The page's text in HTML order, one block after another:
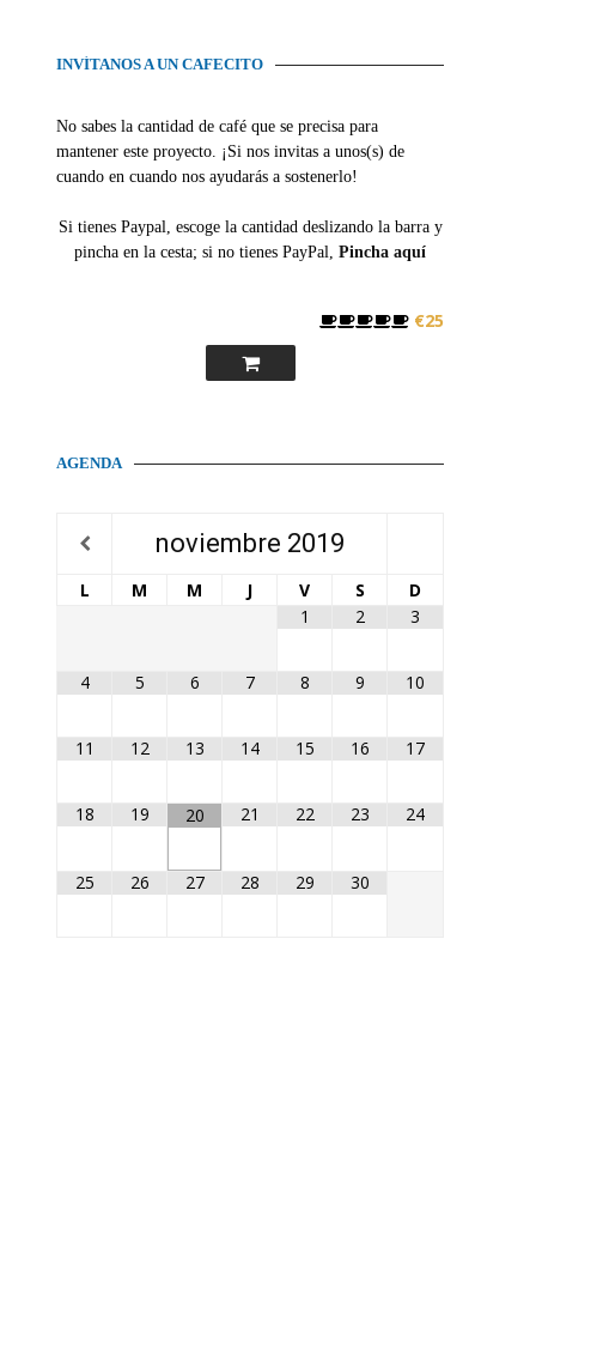
INVÍTANOS A UN CAFECITO
No sabes la cantidad de café que se precisa para
mantener este proyecto. ¡Si nos invitas a unos(s) de
cuando en cuando nos ayudarás a sostenerlo!
Si tienes Paypal, escoge la cantidad deslizando la barra y
pincha en la cesta; si no tienes PayPal, Pincha aquí
€25
AGENDA
noviembre 2019
L M M J V S
D
1
2 3
4 5 6 7 8 9 10
11 12 13 14 15 16 17
18 19 20 21 22 23 24
25 26 27 28 29 30